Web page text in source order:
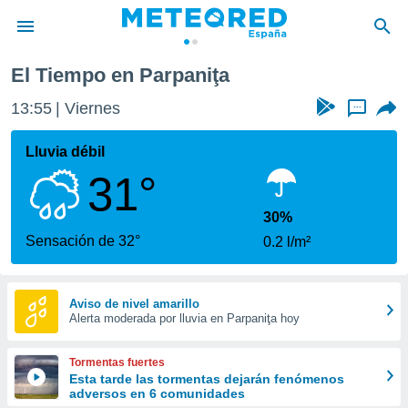
de
por
se
calidad.
a este
las
y
forma
digital
basada
El Tiempo en Parpaniţa
13:55 Viernes ...
Lluvia débil
31°
Sensación de 32°
30%
0.2 l/m²
Aviso de nivel amarillo
Alerta moderada por lluvia en Parpaniţa hoy
Tormentas fuertes
Esta tarde las tormentas dejarán fenómenos
adversos en 6 comunidades